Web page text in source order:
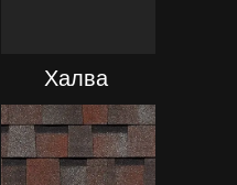
Халва
ПОДРОБНЕЕ